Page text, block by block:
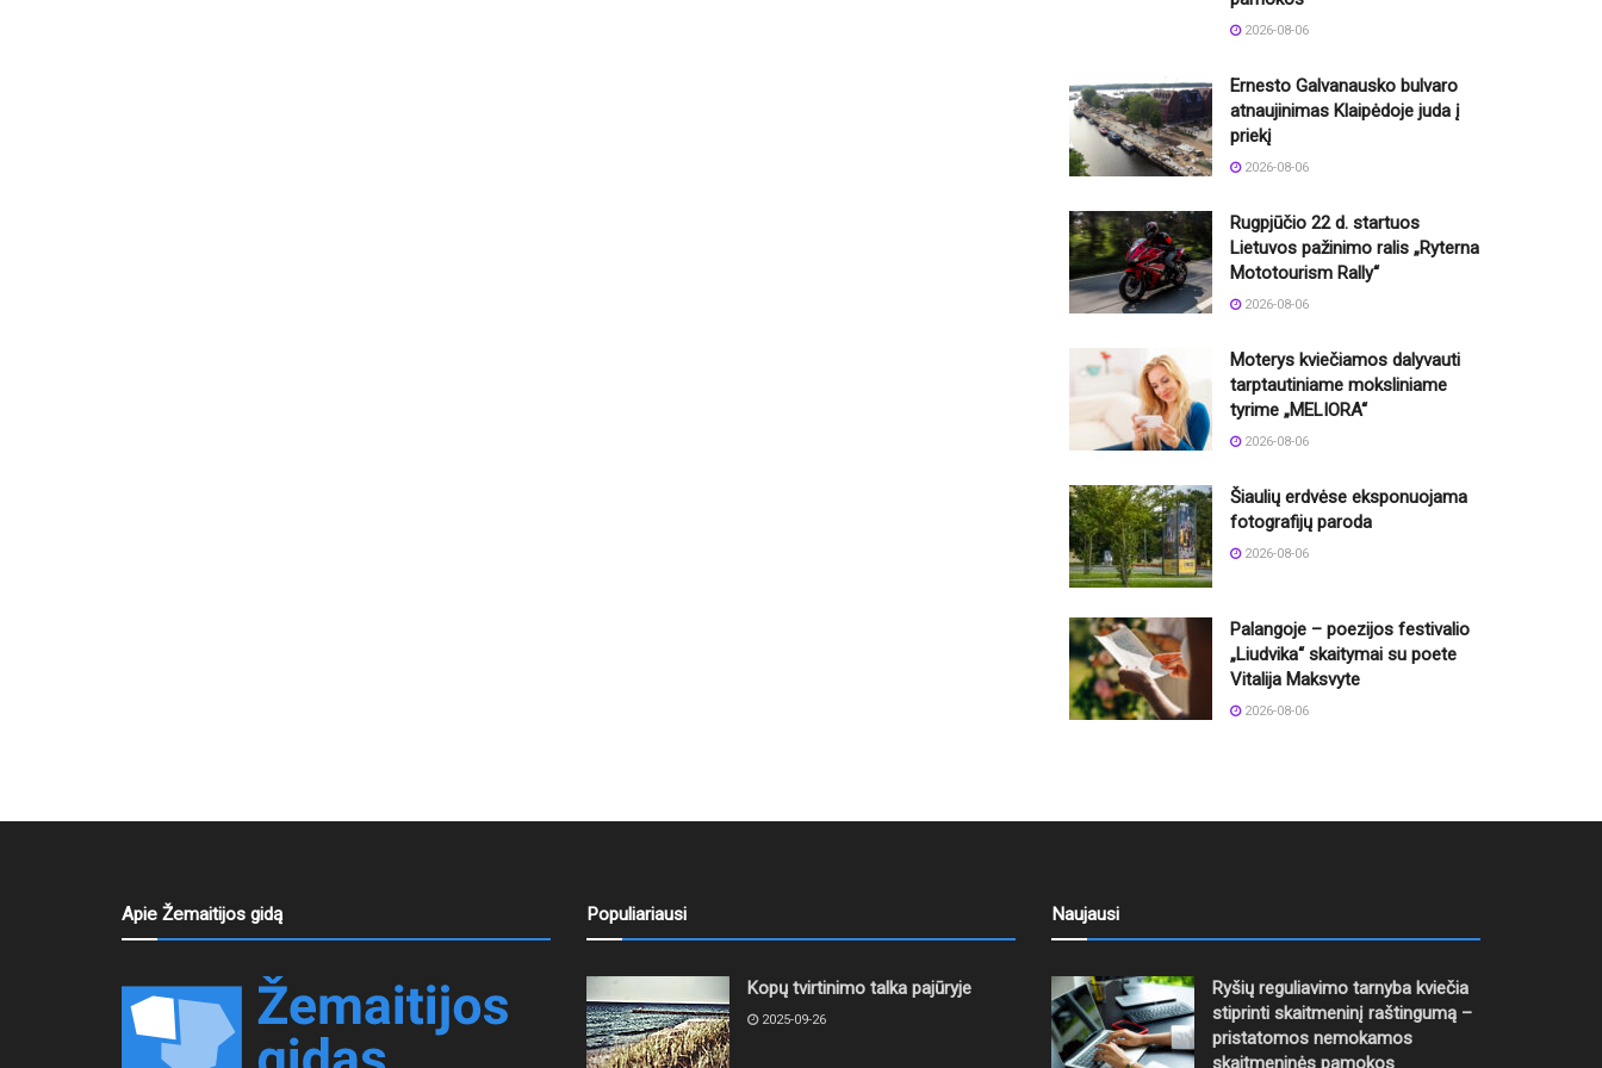
2026-08-06
Ernesto Galvanausko bulvaro
atnaujinimas Klaipėdoje juda į
priekį
2026-08-06
Rugpjūčio 22 d. startuos
Lietuvos pažinimo ralis „Ryterna
Mototourism Rally“
2026-08-06
Moterys kviečiamos dalyvauti
tarptautiniame moksliniame
tyrime „MELIORA“
2026-08-06
Šiaulių erdvėse eksponuojama
fotografijų paroda
2026-08-06
Palangoje – poezijos festivalio
„Liudvika“ skaitymai su poete
Vitalija Maksvyte
2026-08-06
Apie Žemaitijos gidą Populiariausi
Kopų tvirtinimo talka pajūryje
2025-09-26
Naujausi
Ryšių reguliavimo tarnyba kviečia
stiprinti skaitmeninį raštingumą –
pristatomos nemokamos
skaitmeninės pamokos